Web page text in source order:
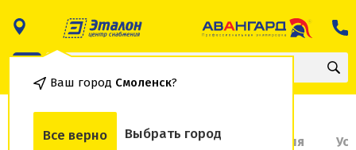
Ваш город Смоленск?
Все верно Выбрать город
О товаре Доставка и оплата Гарантия